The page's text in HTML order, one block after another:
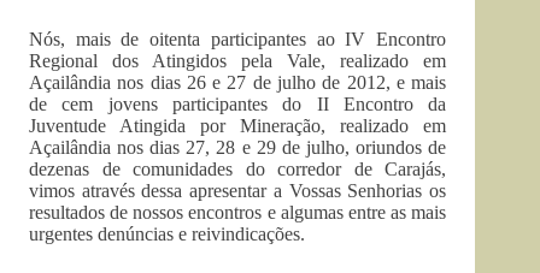
Nós, mais de oitenta participantes ao IV Encontro
Regional dos Atingidos pela Vale, realizado em
Açailândia nos dias 26 e 27 de julho de 2012, e mais
de cem jovens participantes do II Encontro da
Juventude Atingida por Mineração, realizado em
Açailândia nos dias 27, 28 e 29 de julho, oriundos de
dezenas de comunidades do corredor de Carajás,
vimos através dessa apresentar a Vossas Senhorias os
resultados de nossos encontros e algumas entre as mais
urgentes denúncias e reivindicações.